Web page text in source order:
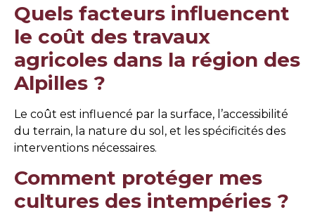
Quels facteurs influencent
le coût des travaux
agricoles dans la région des
Alpilles ?
Le coût est influencé par la surface, l’accessibilité
du terrain, la nature du sol, et les spécificités des
interventions nécessaires.
Comment protéger mes
cultures des intempéries ?